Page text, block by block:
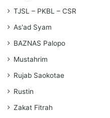
TJSL – PKBL – CSR
As'ad Syam
BAZNAS Palopo
Mustahrim
Rujab Saokotae
Rustin
Zakat Fitrah